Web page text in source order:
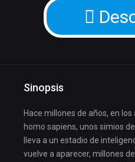
Sinopsis
Hace millones de años, en
homo sapiens, unos simios
lleva a un estadio de
vuelve a aparecer, millones